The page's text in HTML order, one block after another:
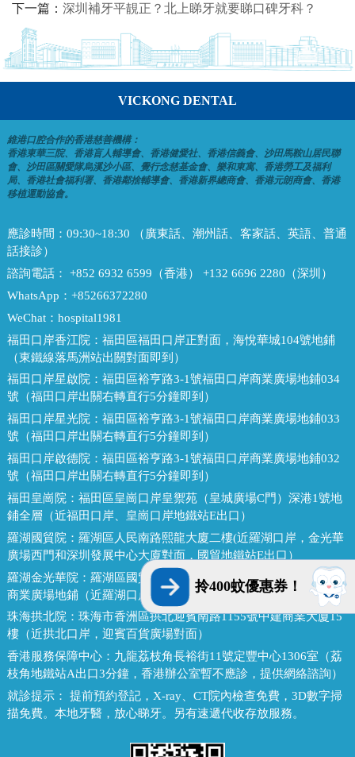
下一篇： 深圳補牙平靚正？北上睇牙就要睇口碑牙科？
VICKONG DENTAL
維港口腔合作的香港慈善機構：
香港東華三院、香港盲人輔導會、香港健愛社、香港信義會、沙田馬鞍山居民聯
會、沙田區關愛隊烏溪沙小區、覺行念慈基金會、樂和東寓、香港勞工及福利
局、香港社會福利署、香港鄰捨輔導會、香港新界總商會、香港元朗商會、香港
移植運動協會。
應診時間： 09:30~18:30 （廣東話、潮州話、客家話、英語、普通
話接診）
諮詢電話： +852 6932 6599（香港） +132 6696 2280（深圳）
WhatsApp： +85266372280
WeChat： hospital1981
福田口岸香江院： 福田區福田口岸正對面，海悅華城104號地鋪
（東鐵線落馬洲站出關對面即到）
福田口岸星啟院： 福田區裕亨路3-1號福田口岸商業廣場地鋪034
號（福田口岸出關右轉直行5分鐘即到）
福田口岸星光院： 福田區裕亨路3-1號福田口岸商業廣場地鋪033
號（福田口岸出關右轉直行5分鐘即到）
福田口岸啟德院： 福田區裕亨路3-1號福田口岸商業廣場地鋪032
號（福田口岸出關右轉直行5分鐘即到）
福田皇崗院： 福田區皇崗口岸皇禦苑（皇城廣場C門）深港1號地
鋪全層（近福田口岸、皇崗口岸地鐵站E出口）
羅湖國貿院： 羅湖區人民南路熙龍大廈二樓(近羅湖口岸，金光華
廣場西門和深圳發展中心大廈對面，國貿地鐵站E出口）
羅湖金光華院： 羅湖區國貿金光華廣場東二門對面，南湖路凱利
商業廣場地鋪（近羅湖口岸、國貿地鐵站B出口）
珠海拱北院： 珠海市香洲區拱北迎賓南路1155號中建商業大廈15
樓（近拱北口岸，迎賓百貨廣場對面）
香港服務保障中心： 九龍荔枝角長裕街11號定豐中心1306室（荔
枝角地鐵站A出口3分鐘，香港辦公室暫不應診，提供網絡諮詢）
就診提示： 提前預約登記，X-ray、CT院內檢查免費，3D數字掃
描免費。本地牙醫，放心睇牙。另有速遞代收存放服務。
拎400蚊優惠券！